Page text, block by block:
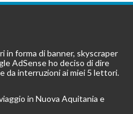
in forma di banner, skyscraper
AdSense ho deciso di dire
da interruzioni ai miei 5 lettori.
in Nuova Aquitania e